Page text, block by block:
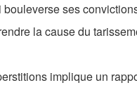
ses
la cause du
implique un